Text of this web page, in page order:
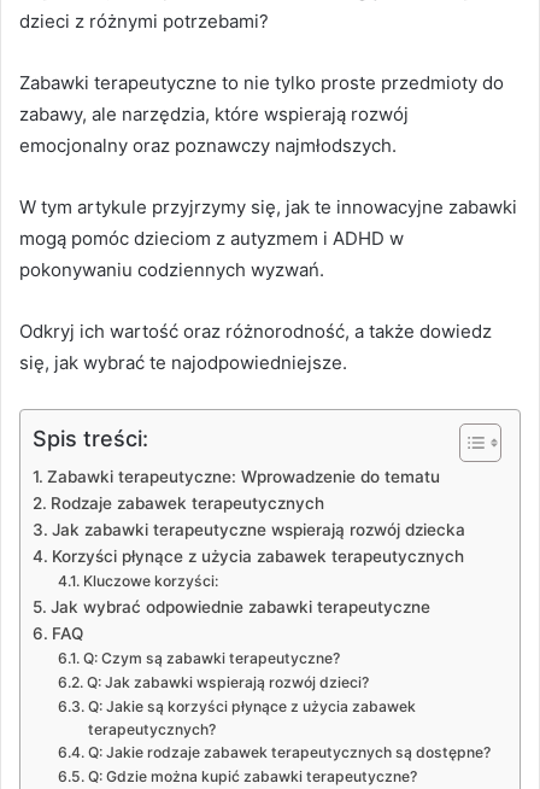
dzieci z różnymi potrzebami?
Zabawki terapeutyczne to nie tylko proste przedmioty do
zabawy, ale narzędzia, które wspierają rozwój
emocjonalny oraz poznawczy najmłodszych.
W tym artykule przyjrzymy się, jak te innowacyjne zabawki
mogą pomóc dzieciom z autyzmem i ADHD w
pokonywaniu codziennych wyzwań.
Odkryj ich wartość oraz różnorodność, a także dowiedz
się, jak wybrać te najodpowiedniejsze.
Spis treści:
Zabawki terapeutyczne: Wprowadzenie do tematu
Rodzaje zabawek terapeutycznych
Jak zabawki terapeutyczne wspierają rozwój dziecka
Korzyści płynące z użycia zabawek terapeutycznych
Kluczowe korzyści:
Jak wybrać odpowiednie zabawki terapeutyczne
FAQ
Q: Czym są zabawki terapeutyczne?
Q: Jak zabawki wspierają rozwój dzieci?
Q: Jakie są korzyści płynące z użycia zabawek
terapeutycznych?
Q: Jakie rodzaje zabawek terapeutycznych są dostępne?
Q: Gdzie można kupić zabawki terapeutyczne?